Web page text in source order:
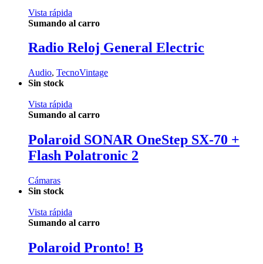
Vista rápida
Sumando al carro
Radio Reloj General Electric
Audio, TecnoVintage
Sin stock
Vista rápida
Sumando al carro
Polaroid SONAR OneStep SX-70 +
Flash Polatronic 2
Cámaras
Sin stock
Vista rápida
Sumando al carro
Polaroid Pronto! B